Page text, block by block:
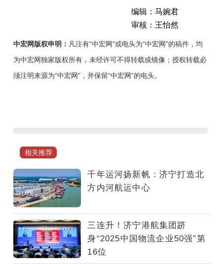
编辑：马婉君
审核：王怡然
中宏网版权申明： 凡注有“中宏网”或电头为“中宏网”的稿件，均
为中宏网独家版权所有，未经许可不得转载或镜像；授权转载必
须注明来源为“中宏网”，并保留“中宏网”的电头。
因
处
大
运
河
中
枢
区
段
相关推荐
千年运河扬新帆：济宁打造北
方内河航运中心
三连升！济宁港航集团跻
身“2025中国物流企业50强”第
16位